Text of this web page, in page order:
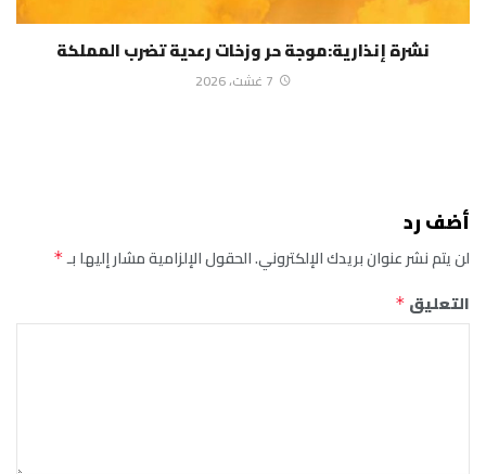
نشرة إنذارية:موجة حر وزخات رعدية تضرب المملكة
7 غشت، 2026
أضف رد
لن يتم نشر عنوان بريدك الإلكتروني.الحقول الإلزامية مشار إليها بـ*
التعليق *